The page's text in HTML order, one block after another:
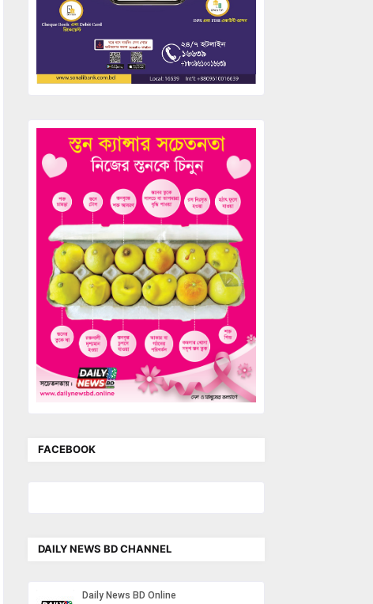
FACEBOOK
DAILY NEWS BD CHANNEL